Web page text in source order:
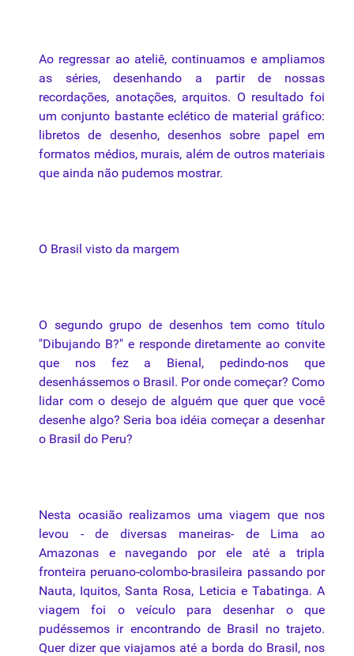
Ao regressar ao ateliê, continuamos e ampliamos
as séries, desenhando a partir de nossas
recordações, anotações, arquitos. O resultado foi
um conjunto bastante eclético de material gráfico:
libretos de desenho, desenhos sobre papel em
formatos médios, murais, além de outros materiais
que ainda não pudemos mostrar.
O Brasil visto da margem
O segundo grupo de desenhos tem como título
"Dibujando B?" e responde diretamente ao convite
que nos fez a Bienal, pedindo-nos que
desenhássemos o Brasil. Por onde começar? Como
lidar com o desejo de alguém que quer que você
desenhe algo? Seria boa idéia começar a desenhar
o Brasil do Peru?
Nesta ocasião realizamos uma viagem que nos
levou - de diversas maneiras- de Lima ao
Amazonas e navegando por ele até a tripla
fronteira peruano-colombo-brasileira passando por
Nauta, Iquitos, Santa Rosa, Leticia e Tabatinga. A
viagem foi o veículopara desenhar o que
pudéssemos ir encontrando de Brasil no trajeto.
Quer dizer que viajamos até a borda do Brasil, nos